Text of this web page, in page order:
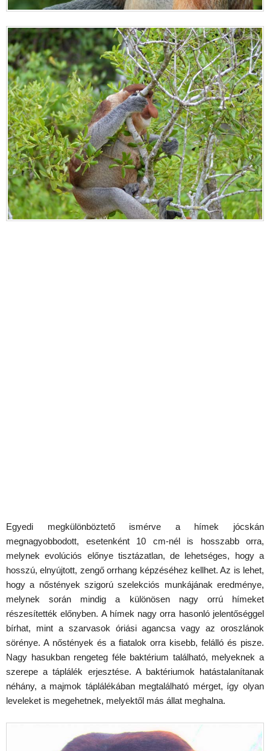
Egyedi megkülönböztető ismérve a hímek jócskán
megnagyobbodott, esetenként 10 cm-nél is hosszabb orra,
melynek evolúciós előnye tisztázatlan, de lehetséges, hogy a
hosszú, elnyújtott, zengő orrhang képzéséhez kellhet. Az is lehet,
hogy a nőstények szigorú szelekciós munkájának eredménye,
melynek során mindig a különösen nagy orrú hímeket
részesítették előnyben. A hímek nagy orra hasonló jelentőséggel
bírhat, mint a szarvasok óriási agancsa vagy az oroszlánok
sörénye. A nőstények és a fiatalok orra kisebb, felálló és pisze.
Nagy hasukban rengeteg féle baktérium található, melyeknek a
szerepe a táplálék erjesztése. A baktériumok hatástalanítanak
néhány, a majmok táplálékában megtalálható mérget, így olyan
leveleket is megehetnek, melyektől más állat meghalna.